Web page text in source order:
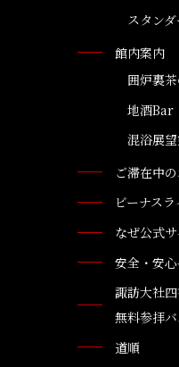
スタン
館内案内
囲炉裏
地酒Bar
混浴展
ご滞在中
ビーナス
なぜ公式
安全・安
諏訪大社
無料参拝
道順